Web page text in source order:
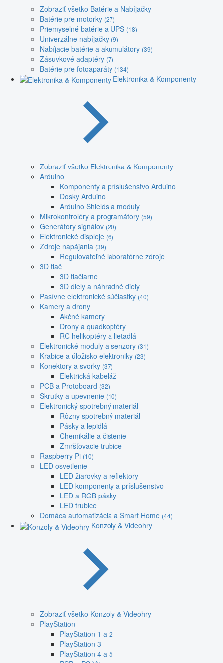
Zobraziť všetko Batérie a Nabíjačky
Batérie pre motorky (27)
Priemyselné batérie a UPS (18)
Univerzálne nabíjačky (9)
Nabíjacie batérie a akumulátory (39)
Zásuvkové adaptéry (7)
Batérie pre fotoaparáty (134)
Elektronika & Komponenty
Zobraziť všetko Elektronika & Komponenty
Arduino
Komponenty a príslušenstvo Arduino
Dosky Arduino
Arduino Shields a moduly
Mikrokontroléry a programátory (59)
Generátory signálov (20)
Elektronické displeje (6)
Zdroje napájania (39)
Regulovateľné laboratórne zdroje
3D tlač
3D tlačiarne
3D diely a náhradné diely
Pasívne elektronické súčiastky (40)
Kamery a drony
Akčné kamery
Drony a quadkoptéry
RC helikoptéry a lietadlá
Elektronické moduly a senzory (31)
Krabice a úložisko elektroniky (23)
Konektory a svorky (37)
Elektrická kabeláž
PCB a Protoboard (32)
Skrutky a upevnenie (10)
Elektronický spotrebný materiál
Rôzny spotrebný materiál
Pásky a lepidlá
Chemikálie a čistenie
Zmršťovacie trubice
Raspberry Pi (10)
LED osvetlenie
LED žiarovky a reflektory
LED komponenty a príslušenstvo
LED a RGB pásky
LED trubice
Domáca automatizácia a Smart Home (44)
Konzoly & Videohry
Zobraziť všetko Konzoly & Videohry
PlayStation
PlayStation 1 a 2
PlayStation 3
PlayStation 4 a 5